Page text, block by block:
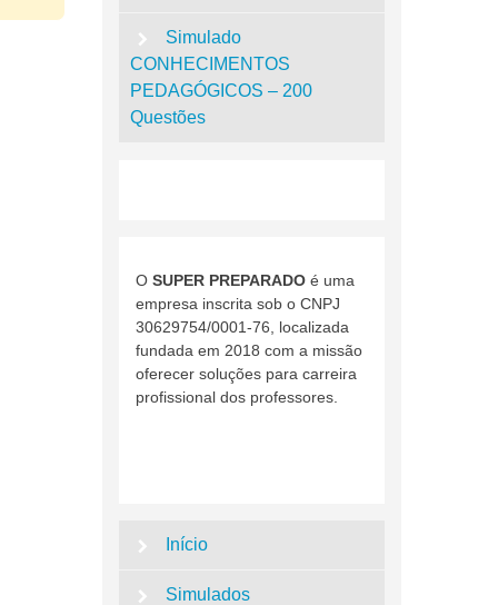
Simulado
CONHECIMENTOS
PEDAGÓGICOS – 200
Questões
O SUPER PREPARADOé uma
empresa inscrita sob o CNPJ
30629754/0001-76, localizada
fundada em 2018 com a missão
oferecer soluções para carreira
profissional dos professores.
Início
Simulados